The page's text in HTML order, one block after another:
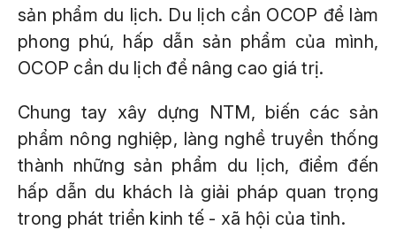
sản phẩm du lịch. Du lịch cần OCOP để làm
phong phú, hấp dẫn sản phẩm của mình,
OCOP cần du lịch để nâng cao giá trị.
Chung tay xây dựng NTM, biến các sản
phẩm nông nghiệp, làng nghề truyền thống
thành những sản phẩm du lịch, điểm đến
hấp dẫn du khách là giải pháp quan trọng
trong phát triển kinh tế - xã hội của tỉnh.